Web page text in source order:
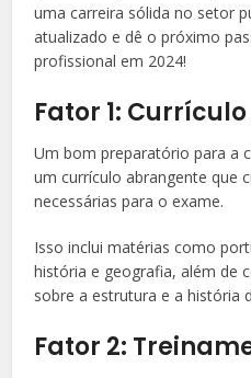
uma carreira sólida no setor
atualizado e dê o próximo
profissional em 2024!
Fator 1:
Um bom preparatório para a
um currículo abrangente que
necessárias para o exame.
Isso inclui matérias como
história e geografia, além de
sobre a estrutura e a história
Fator 2: